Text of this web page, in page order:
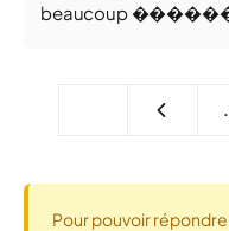
beaucoup
Pour pouvoir